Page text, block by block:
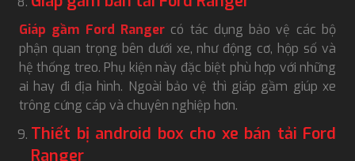
Giáp gầm Ford Rangercó tác dụng bảo vệ các bộ
phận quan trọng bên dưới xe, như động cơ, hộp số và
hệ thống treo. Phụ kiện này đặc biệt phù hợp với những
ai hay đi địa hình. Ngoài bảo vệ thì giáp gầm giúp xe
trông cứng cáp và chuyên nghiệp hơn.
Thiết bị android box cho xe bán tải Ford
Ranger